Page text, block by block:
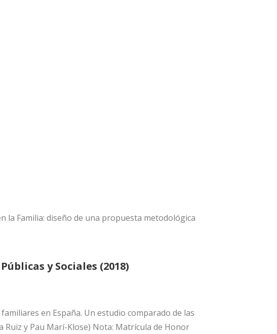
la Familia: diseño de una propuesta metodológica
y Sociales (2018)
en España. Un estudio comparado de las
Ruiz y Pau Marí-Klose) Nota: Matrícula de Honor